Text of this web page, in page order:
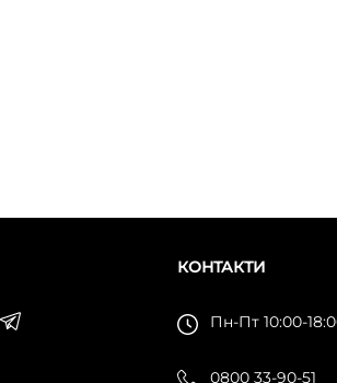
КОНТАКТИ
Пн-Пт 10:00-
0800 33-90-51